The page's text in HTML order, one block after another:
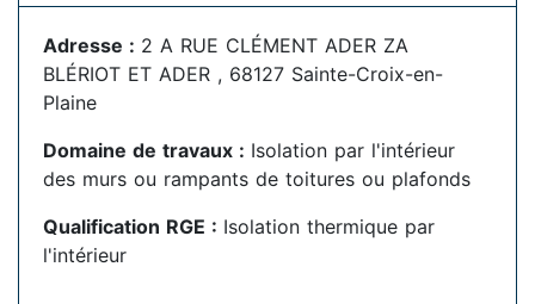
Adresse : 2 A RUE CLÉMENT ADER ZA
BLÉRIOT ET ADER , 68127 Sainte-Croix-en-
Plaine
Domaine de travaux : Isolation par l'intérieur
des murs ou rampants de toitures ou plafonds
Qualification RGE : Isolation thermique par
l'intérieur